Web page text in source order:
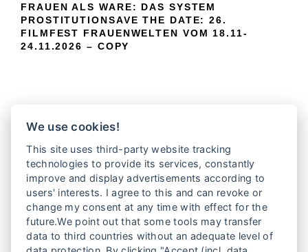
FRAUEN ALS WARE: DAS SYSTEM
PROSTITUTIONSAVE THE DATE: 26.
FILMFEST FRAUENWELTEN VOM 18.11-
24.11.2026 – COPY
We use cookies!
This site uses third-party website tracking
technologies to provide its services, constantly
improve and display advertisements according to
users' interests. I agree to this and can revoke or
change my consent at any time with effect for the
future.We point out that some tools may transfer
data to third countries without an adequate level of